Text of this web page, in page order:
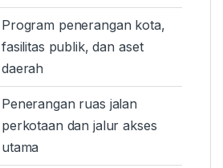
Program penerangan kota,
fasilitas publik, dan aset
daerah
Penerangan ruas jalan
perkotaan dan jalur akses
utama